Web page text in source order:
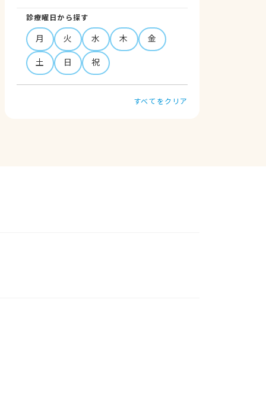
診療曜日から探す
月 火 水 木
金
土
日 祝
すべてをクリア